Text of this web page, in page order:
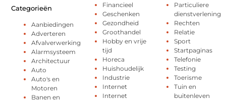
Categorieën
Aanbiedingen
Adverteren
Afvalverwerking
Alarmsysteem
Architectuur
Auto
Auto's en
Motoren
Banen en
Financieel
Geschenken
Gezondheid
Groothandel
Hobby en vrije
tijd
Horeca
Huishoudelijk
Industrie
Internet
Internet
Particuliere
dienstverlening
Rechten
Relatie
Sport
Startpaginas
Telefonie
Testing
Toerisme
Tuin en
buitenleven